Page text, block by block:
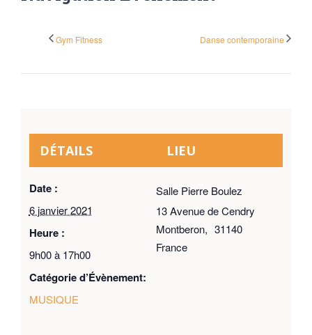
Gym Fitness Danse contemporaine
DÉTAILS
Date :
6 janvier 2021
Heure :
9h00 à 17h00
Catégorie d’Évènement:
MUSIQUE
LIEU
Salle Pierre Boulez
13 Avenue de Cendry
Montberon, 31140
France